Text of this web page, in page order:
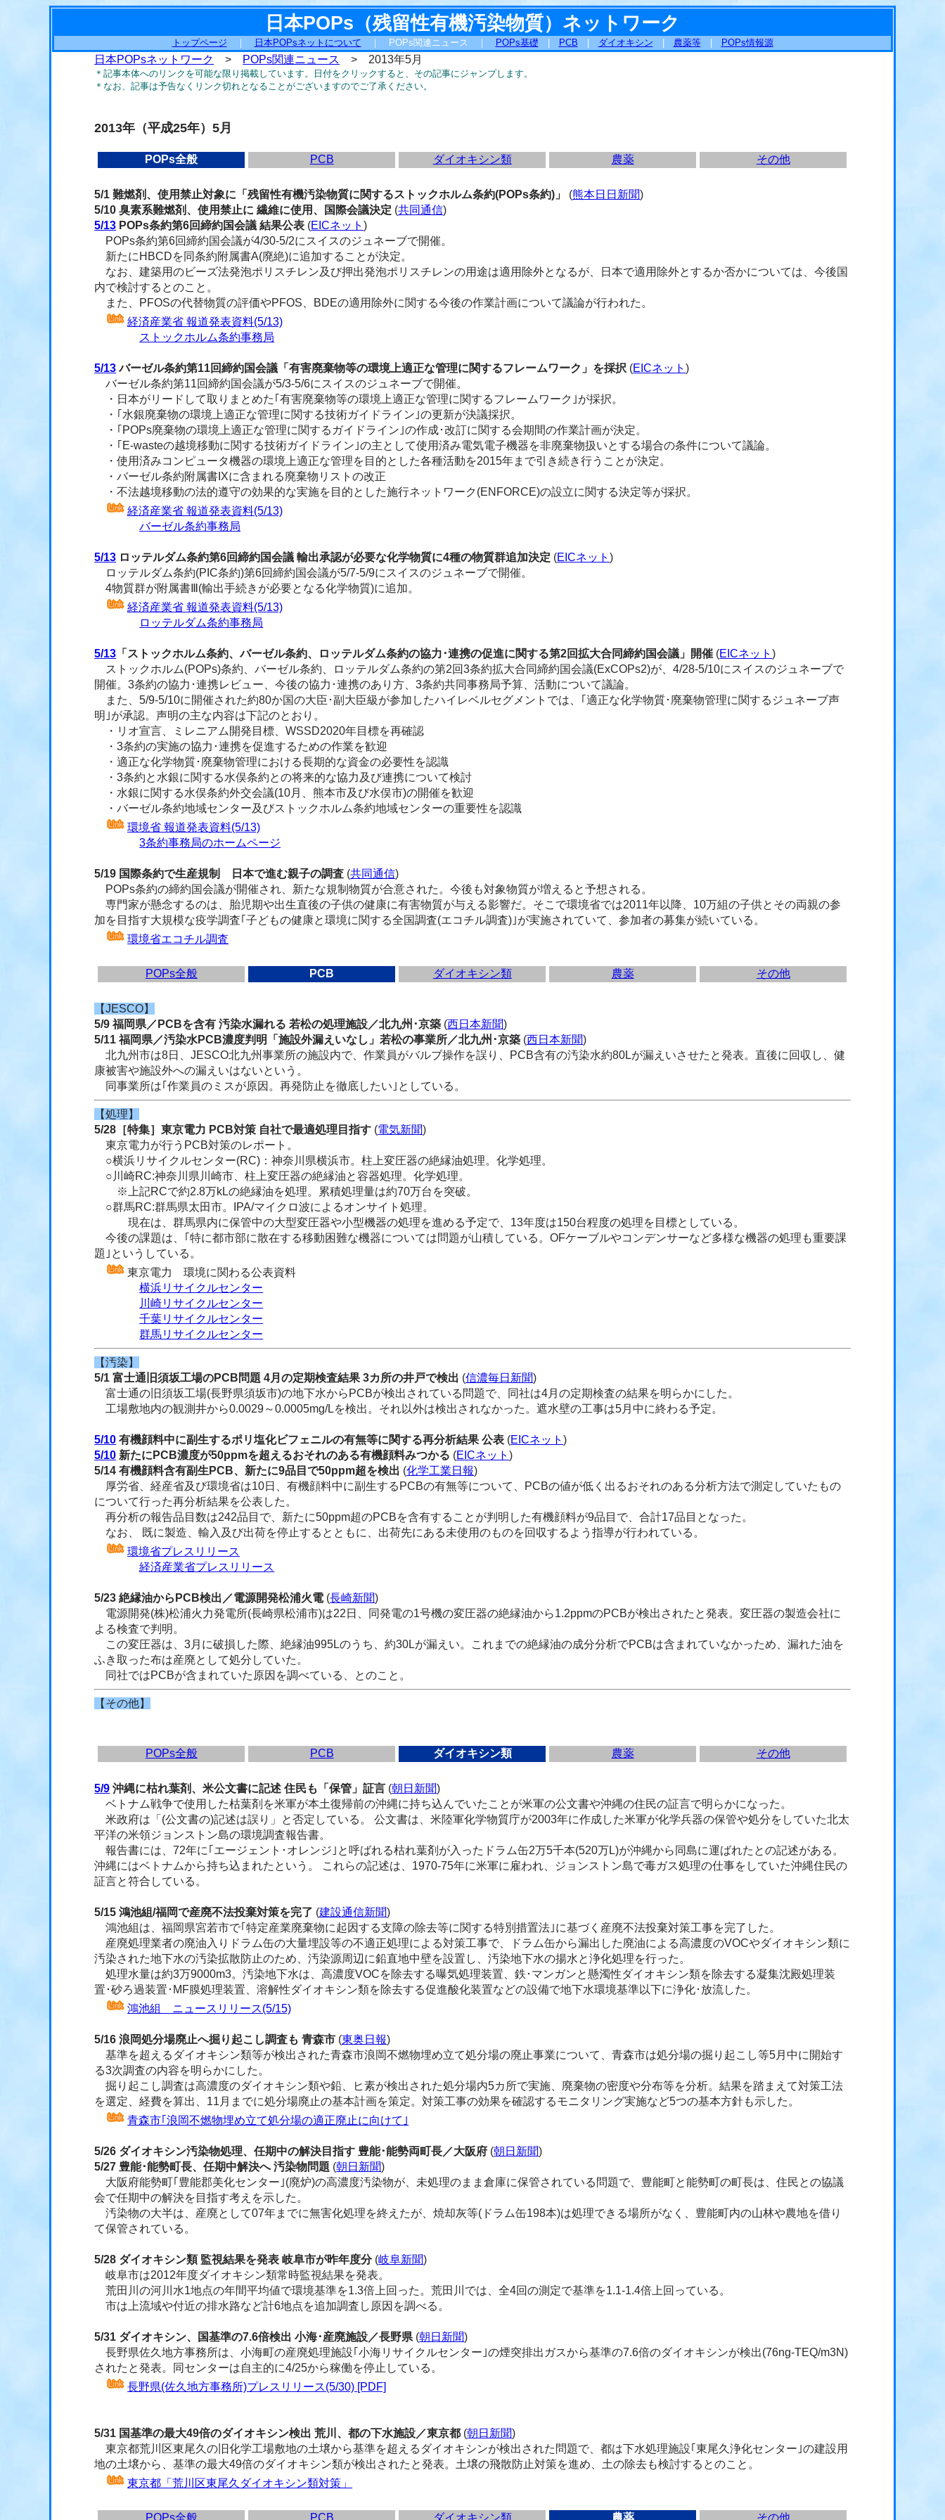
日本POPs（残留性有機汚染物質）ネットワーク
トップページ 日本POPsネットについて ｜ POPs関連ニュース ｜ POPs基礎 PCB ダイオキシン 農薬等| POPs情報源
日本POPsネットワーク > POPs関連ニュース > 2013年5月
＊記事本体へのリンクを可能な限り掲載しています。日付をクリックすると、その記事にジャンプします。
＊なお、記事は予告なくリンク切れとなることがございますのでご了承ください。
2013年（平成25年）5月
POPs全般 PCB ダイオキシン類 農薬 その他
5/1 難燃剤、使用禁止対象に「残留性有機汚染物質に関するストックホルム条約(POPs条約)」 (熊本日日新聞)
5/10 臭素系難燃剤、使用禁止に 繊維に使用、国際会議決定 (共同通信)
5/13 POPs条約第6回締約国会議 結果公表 (EICネット)
POPs条約第6回締約国会議が4/30-5/2にスイスのジュネーブで開催。
新たにHBCDを同条約附属書A(廃絶)に追加することが決定。
なお、建築用のビーズ法発泡ポリスチレン及び押出発泡ポリスチレンの用途は適用除外となるが、日本で適用除外とするか否かについては、今後国
内で検討するとのこと。
また、PFOSの代替物質の評価やPFOS、BDEの適用除外に関する今後の作業計画について議論が行われた。
経済産業省 報道発表資料(5/13)
ストックホルム条約事務局
5/13バーゼル条約第11回締約国会議「有害廃棄物等の環境上適正な管理に関するフレームワーク」を採択 (EICネット)
バーゼル条約第11回締約国会議が5/3-5/6にスイスのジュネーブで開催。
・日本がリードして取りまとめた｢有害廃棄物等の環境上適正な管理に関するフレームワーク｣が採択。
・｢水銀廃棄物の環境上適正な管理に関する技術ガイドライン｣の更新が決議採択。
・｢POPs廃棄物の環境上適正な管理に関するガイドライン｣の作成･改訂に関する会期間の作業計画が決定。
・｢E-wasteの越境移動に関する技術ガイドライン｣の主として使用済み電気電子機器を非廃棄物扱いとする場合の条件について議論。
・使用済みコンピュータ機器の環境上適正な管理を目的とした各種活動を2015年まで引き続き行うことが決定。
・バーゼル条約附属書IXに含まれる廃棄物リストの改正
・不法越境移動の法的遵守の効果的な実施を目的とした施行ネットワーク(ENFORCE)の設立に関する決定等が採択。
経済産業省 報道発表資料(5/13)
バーゼル条約事務局
5/13 ロッテルダム条約第6回締約国会議 輸出承認が必要な化学物質に4種の物質群追加決定 (EICネット)
ロッテルダム条約(PIC条約)第6回締約国会議が5/7-5/9にスイスのジュネーブで開催。
4物質群が附属書Ⅲ(輸出手続きが必要となる化学物質)に追加。
経済産業省 報道発表資料(5/13)
ロッテルダム条約事務局
5/13 「ストックホルム条約、バーゼル条約、ロッテルダム条約の協力･連携の促進に関する第2回拡大合同締約国会議」開催 (EICネット)
ストックホルム(POPs)条約、バーゼル条約、ロッテルダム条約の第2回3条約拡大合同締約国会議(ExCOPs2)が、4/28-5/10にスイスのジュネーブで
開催。3条約の協力･連携レビュー、今後の協力･連携のあり方、3条約共同事務局予算、活動について議論。
また、5/9-5/10に開催された約80か国の大臣･副大臣級が参加したハイレベルセグメントでは、｢適正な化学物質･廃棄物管理に関するジュネーブ声
明｣が承認。声明の主な内容は下記のとおり。
・リオ宣言、ミレニアム開発目標、WSSD2020年目標を再確認
・3条約の実施の協力･連携を促進するための作業を歓迎
・適正な化学物質･廃棄物管理における長期的な資金の必要性を認識
・3条約と水銀に関する水俣条約との将来的な協力及び連携について検討
・水銀に関する水俣条約外交会議(10月、熊本市及び水俣市)の開催を歓迎
・バーゼル条約地域センター及びストックホルム条約地域センターの重要性を認識
環境省 報道発表資料(5/13)
3条約事務局のホームページ
5/19 国際条約で生産規制 日本で進む親子の調査 (共同通信)
POPs条約の締約国会議が開催され、新たな規制物質が合意された。今後も対象物質が増えると予想される。
専門家が懸念するのは、胎児期や出生直後の子供の健康に有害物質が与える影響だ。そこで環境省では2011年以降、10万組の子供とその両親の参
加を目指す大規模な疫学調査｢子どもの健康と環境に関する全国調査(エコチル調査)｣が実施されていて、参加者の募集が続いている。
環境省エコチル調査
POPs全般 PCB ダイオキシン類 農薬 その他
【JESCO】
5/9 福岡県／PCBを含有 汚染水漏れる 若松の処理施設／北九州･京築 (西日本新聞)
5/11 福岡県／汚染水PCB濃度判明「施設外漏えいなし」若松の事業所／北九州･京築 (西日本新聞)
北九州市は8日、JESCO北九州事業所の施設内で、作業員がバルブ操作を誤り、PCB含有の汚染水約80Lが漏えいさせたと発表。直後に回収し、健
康被害や施設外への漏えいはないという。
同事業所は｢作業員のミスが原因。再発防止を徹底したい｣としている。
【処理】
5/28［特集］東京電力 PCB対策 自社で最適処理目指す (電気新聞)
東京電力が行うPCB対策のレポート。
○横浜リサイクルセンター(RC)：神奈川県横浜市。柱上変圧器の絶縁油処理。化学処理。
○川崎RC:神奈川県川崎市、柱上変圧器の絶縁油と容器処理。化学処理。
※上記RCで約2.8万kLの絶縁油を処理。累積処理量は約70万台を突破。
○群馬RC:群馬県太田市。IPA/マイクロ波によるオンサイト処理。
現在は、群馬県内に保管中の大型変圧器や小型機器の処理を進める予定で、13年度は150台程度の処理を目標としている。
今後の課題は、｢特に都市部に散在する移動困難な機器については問題が山積している。OFケーブルやコンデンサーなど多様な機器の処理も重要課
題｣というしている。
東京電力 環境に関わる公表資料
横浜リサイクルセンター
川崎リサイクルセンター
千葉リサイクルセンター
群馬リサイクルセンター
【汚染】
5/1 富士通旧須坂工場のPCB問題 4月の定期検査結果 3カ所の井戸で検出 (信濃毎日新聞)
富士通の旧須坂工場(長野県須坂市)の地下水からPCBが検出されている問題で、同社は4月の定期検査の結果を明らかにした。
工場敷地内の観測井から0.0029～0.0005mg/Lを検出。それ以外は検出されなかった。遮水壁の工事は5月中に終わる予定。
5/10 有機顔料中に副生するポリ塩化ビフェニルの有無等に関する再分析結果 公表 (EICネット)
5/10 新たにPCB濃度が50ppmを超えるおそれのある有機顔料みつかる (EICネット)
5/14 有機顔料含有副生PCB、新たに9品目で50ppm超を検出 (化学工業日報)
厚労省、経産省及び環境省は10日、有機顔料中に副生するPCBの有無等について、PCBの値が低く出るおそれのある分析方法で測定していたもの
について行った再分析結果を公表した。
再分析の報告品目数は242品目で、新たに50ppm超のPCBを含有することが判明した有機顔料が9品目で、合計17品目となった。
なお、 既に製造、輸入及び出荷を停止するとともに、出荷先にある未使用のものを回収するよう指導が行われている。
環境省プレスリリース
経済産業省プレスリリース
5/23 絶縁油からPCB検出／電源開発松浦火電(長崎新聞)
電源開発(株)松浦火力発電所(長崎県松浦市)は22日、同発電の1号機の変圧器の絶縁油から1.2ppmのPCBが検出されたと発表。変圧器の製造会社に
よる検査で判明。
この変圧器は、3月に破損した際、絶縁油995Lのうち、約30Lが漏えい。これまでの絶縁油の成分分析でPCBは含まれていなかっため、漏れた油を
ふき取った布は産廃として処分していた。
同社ではPCBが含まれていた原因を調べている、とのこと。
【その他】
POPs全般 PCB ダイオキシン類 農薬 その他
5/9 沖縄に枯れ葉剤、米公文書に記述 住民も「保管」証言 (朝日新聞)
ベトナム戦争で使用した枯葉剤を米軍が本土復帰前の沖縄に持ち込んでいたことが米軍の公文書や沖縄の住民の証言で明らかになった。
米政府は「(公文書の)記述は誤り」と否定している。 公文書は、米陸軍化学物質庁が2003年に作成した米軍が化学兵器の保管や処分をしていた北太
平洋の米領ジョンストン島の環境調査報告書。
報告書には、72年に｢エージェント･オレンジ｣と呼ばれる枯れ葉剤が入ったドラム缶2万5千本(520万L)が沖縄から同島に運ばれたとの記述がある。
沖縄にはベトナムから持ち込まれたという。 これらの記述は、1970-75年に米軍に雇われ、ジョンストン島で毒ガス処理の仕事をしていた沖縄住民の
証言と符合している。
5/15 鴻池組/福岡で産廃不法投棄対策を完了 (建設通信新聞)
鴻池組は、福岡県宮若市で｢特定産業廃棄物に起因する支障の除去等に関する特別措置法｣に基づく産廃不法投棄対策工事を完了した。
産廃処理業者の廃油入りドラム缶の大量埋設等の不適正処理による対策工事で、ドラム缶から漏出した廃油による高濃度のVOCやダイオキシン類に
汚染された地下水の汚染拡散防止のため、汚染源周辺に鉛直地中壁を設置し、汚染地下水の揚水と浄化処理を行った。
処理水量は約3万9000m3。汚染地下水は、高濃度VOCを除去する曝気処理装置、鉄･マンガンと懸濁性ダイオキシン類を除去する凝集沈殿処理装
置･砂ろ過装置･MF膜処理装置、溶解性ダイオキシン類を除去する促進酸化装置などの設備で地下水環境基準以下に浄化･放流した。
鴻池組 ニュースリリース(5/15)
5/16 浪岡処分場廃止へ掘り起こし調査も 青森市 (東奥日報)
基準を超えるダイオキシン類等が検出された青森市浪岡不燃物埋め立て処分場の廃止事業について、青森市は処分場の掘り起こし等5月中に開始す
る3次調査の内容を明らかにした。
掘り起こし調査は高濃度のダイオキシン類や鉛、ヒ素が検出された処分場内5カ所で実施、廃棄物の密度や分布等を分析。結果を踏まえて対策工法
を選定、経費を算出、11月までに処分場廃止の基本計画を策定。対策工事の効果を確認するモニタリング実施など5つの基本方針も示した。
青森市｢浪岡不燃物埋め立て処分場の適正廃止に向けて｣
5/26 ダイオキシン汚染物処理、任期中の解決目指す 豊能･能勢両町長／大阪府 (朝日新聞)
5/27 豊能･能勢町長、任期中解決へ 汚染物問題 (朝日新聞)
大阪府能勢町｢豊能郡美化センター｣(廃炉)の高濃度汚染物が、未処理のまま倉庫に保管されている問題で、豊能町と能勢町の町長は、住民との協議
会で任期中の解決を目指す考えを示した。
汚染物の大半は、産廃として07年までに無害化処理を終えたが、焼却灰等(ドラム缶198本)は処理できる場所がなく、豊能町内の山林や農地を借り
て保管されている。
5/28 ダイオキシン類 監視結果を発表 岐阜市が昨年度分(岐阜新聞)
岐阜市は2012年度ダイオキシン類常時監視結果を発表。
荒田川の河川水1地点の年間平均値で環境基準を1.3倍上回った。荒田川では、全4回の測定で基準を1.1-1.4倍上回っている。
市は上流域や付近の排水路など計6地点を追加調査し原因を調べる。
5/31 ダイオキシン、国基準の7.6倍検出 小海･産廃施設／長野県 (朝日新聞)
長野県佐久地方事務所は、小海町の産廃処理施設｢小海リサイクルセンター｣の煙突排出ガスから基準の7.6倍のダイオキシンが検出(76ng-TEQ/m3N)
されたと発表。同センターは自主的に4/25から稼働を停止している。
長野県(佐久地方事務所)プレスリリース(5/30) [PDF]
5/31 国基準の最大49倍のダイオキシン検出 荒川、都の下水施設／東京都 (朝日新聞)
東京都荒川区東尾久の旧化学工場敷地の土壌から基準を超えるダイオキシンが検出された問題で、都は下水処理施設｢東尾久浄化センター｣の建設用
地の土壌から、基準の最大49倍のダイオキシン類が検出されたと発表。土壌の飛散防止対策を進め、土の除去も検討するとのこと。
東京都「荒川区東尾久ダイオキシン類対策」
POPs全般 PCB ダイオキシン類 農薬 その他